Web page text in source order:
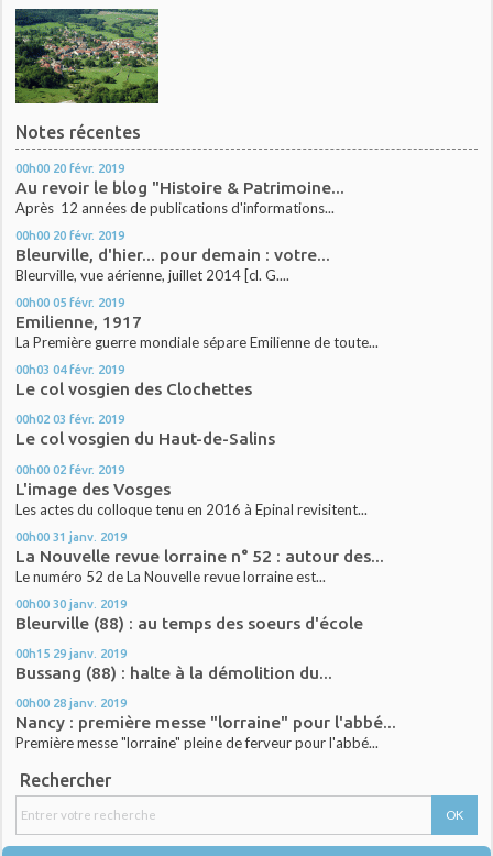
Notes récentes
00h00 20 févr. 2019
Au revoir le blog "Histoire & Patrimoine...
Après 12 années de publications d'informations...
00h00 20 févr. 2019
Bleurville, d'hier... pour demain : votre...
Bleurville, vue aérienne, juillet 2014 [cl. G....
00h00 05 févr. 2019
Emilienne, 1917
La Première guerre mondiale sépare Emilienne de toute...
00h03 04 févr. 2019
Le col vosgien des Clochettes
00h02 03 févr. 2019
Le col vosgien du Haut-de-Salins
00h00 02 févr. 2019
L'image des Vosges
Les actes du colloque tenu en 2016 à Epinal revisitent...
00h00 31 janv. 2019
La Nouvelle revue lorraine n° 52 : autour des...
Le numéro 52 de La Nouvelle revue lorraine est...
00h00 30 janv. 2019
Bleurville (88) : au temps des soeurs d'école
00h15 29 janv. 2019
Bussang (88) : halte à la démolition du...
00h00 28 janv. 2019
Nancy : première messe "lorraine" pour l'abbé...
Première messe "lorraine" pleine de ferveur pour l'abbé...
Rechercher